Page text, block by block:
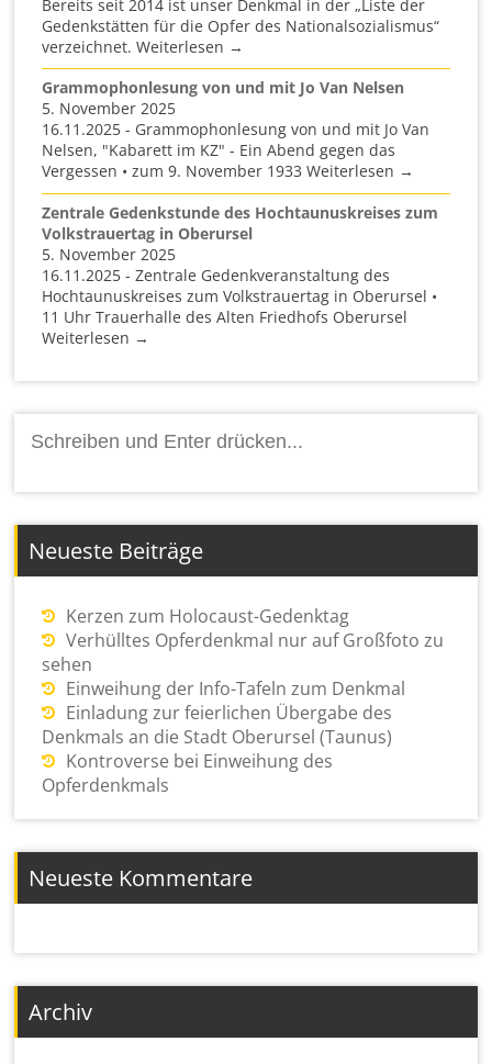
Bereits seit 2014 ist unser Denkmal in der „Liste der
Gedenkstätten für die Opfer des Nationalsozialismus“
verzeichnet. Weiterlesen →
Grammophonlesung von und mit Jo Van Nelsen
5. November 2025
16.11.2025 - Grammophonlesung von und mit Jo Van
Nelsen, "Kabarett im KZ" - Ein Abend gegen das
Vergessen • zum 9. November 1933 Weiterlesen →
Zentrale Gedenkstunde des Hochtaunuskreises zum
Volkstrauertag in Oberursel
5. November 2025
16.11.2025 - Zentrale Gedenkveranstaltung des
Hochtaunuskreises zum Volkstrauertag in Oberursel •
11 Uhr Trauerhalle des Alten Friedhofs Oberursel
Weiterlesen →
nach:
Neueste Beiträge
Kerzen zum Holocaust-Gedenktag
Verhülltes Opferdenkmal nur auf Großfoto zu
sehen
Einweihung der Info-Tafeln zum Denkmal
Einladung zur feierlichen Übergabe des
Denkmals an die Stadt Oberursel (Taunus)
Kontroverse bei Einweihung des
Opferdenkmals
Neueste Kommentare
Archiv